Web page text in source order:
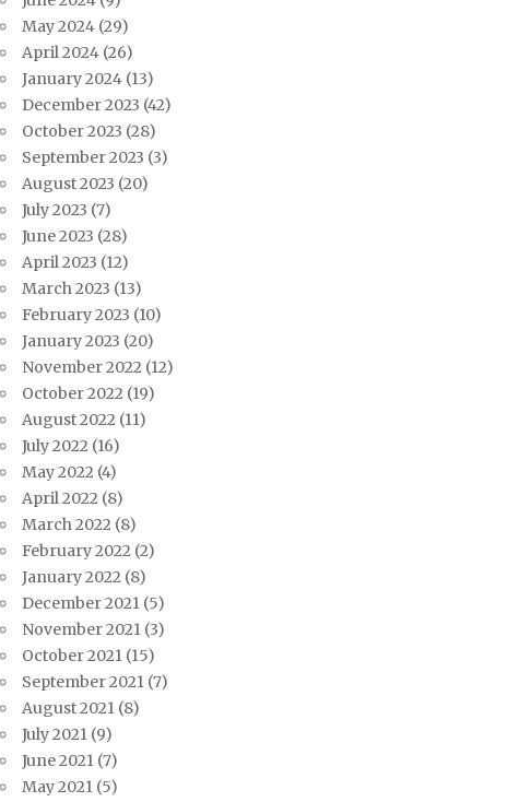
May 2024(29)
April 2024(26)
January 2024(13)
December 2023 (42)
October 2023 (28)
September 2023 (3)
August 2023 (20)
July 2023 (7)
June 2023 (28)
April 2023 (12)
March 2023 (13)
February 2023 (10)
January 2023 (20)
November 2022 (12)
October 2022 (19)
August 2022 (11)
July 2022 (16)
May 2022 (4)
April 2022 (8)
March 2022 (8)
February 2022 (2)
January 2022 (8)
December 2021(5)
November 2021(3)
October 2021(15)
September 2021(7)
August 2021(8)
July 2021(9)
June 2021(7)
May 2021(5)